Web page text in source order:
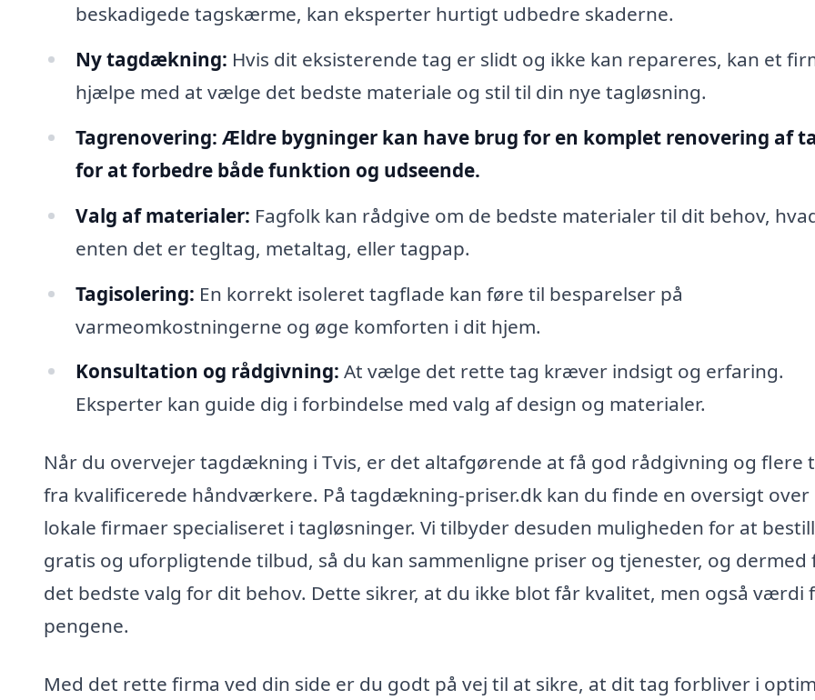
beskadigede tagskærme, kan eksperter hurtigt udbedre skaderne.
Ny tagdækning: Hvis dit eksisterende tag er slidt og ikke kan repareres, kan et
hjælpe med at vælge det bedste materiale og stil til din nye tagløsning.
Tagrenovering: Ældre bygninger kan have brug for en komplet renovering af
for at forbedre både funktion og udseende.
Valg af materialer: Fagfolk kan rådgive om de bedste materialer til dit behov,
enten det er tegltag, metaltag, eller tagpap.
Tagisolering: En korrekt isoleret tagflade kan føre til besparelser på
varmeomkostningerne og øge komforten i dit hjem.
Konsultation og rådgivning: At vælge det rette tag kræver indsigt og erfaring.
Eksperter kan guide dig i forbindelse med valg af design og materialer.
Når du overvejer tagdækning i Tvis, er det altafgørende at få god rådgivning og flere
fra kvalificerede håndværkere. På tagdækning-priser.dk kan du finde en oversigt over
lokale firmaer specialiseret i tagløsninger. Vi tilbyder desuden muligheden for at
gratis og uforpligtende tilbud, så du kan sammenligne priser og tjenester, og dermed
det bedste valg for dit behov. Dette sikrer, at du ikke blot får kvalitet, men også værdi
pengene.
Med det rette firma ved din side er du godt på vej til at sikre, at dit tag forbliver i